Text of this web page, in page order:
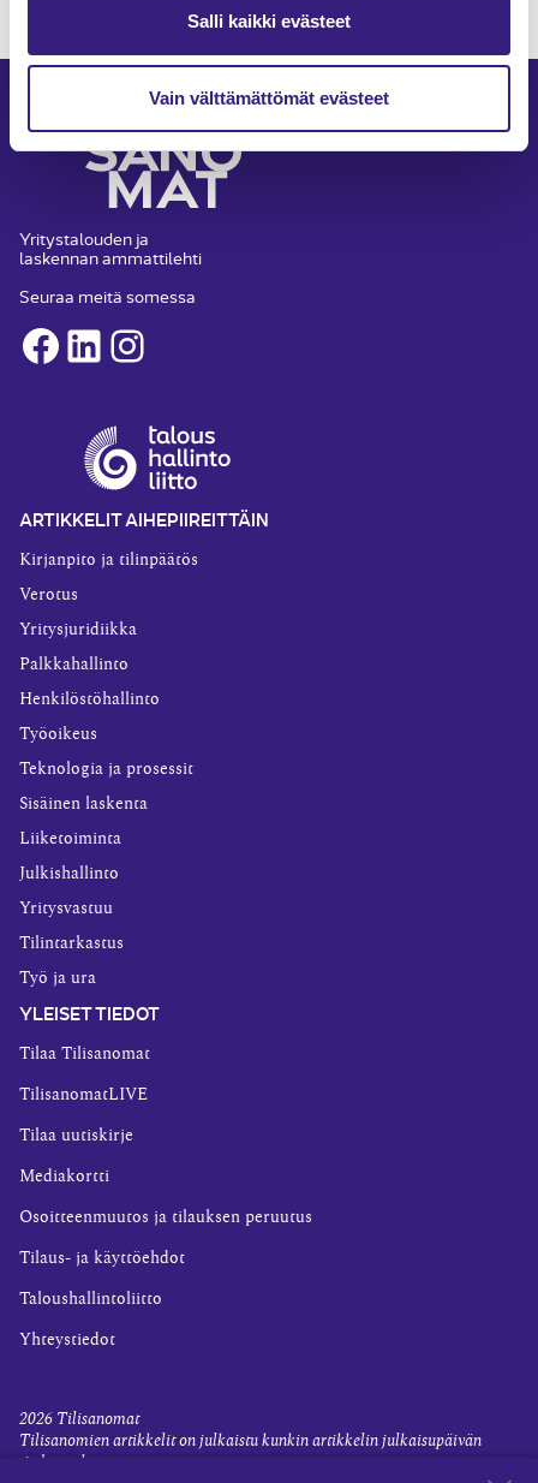
Salli kaikki evästeet
Vain välttämättömät evästeet
Yritystalouden ja
laskennan ammattilehti
Seuraa meitä somessa
Facebook
LinkedInInstagram
ARTIKKELIT AIHEPIIREITTÄIN
Kirjanpito ja tilinpäätös
Verotus
Yritysjuridiikka
Palkkahallinto
Henkilöstöhallinto
Työoikeus
Teknologia ja prosessit
Sisäinen laskenta
Liiketoiminta
Julkishallinto
Yritysvastuu
Tilintarkastus
Työ ja ura
YLEISET TIEDOT
Tilaa Tilisanomat
TilisanomatLIVE
Tilaa uutiskirje
Mediakortti
Osoitteenmuutos ja tilauksen peruutus
Tilaus- ja käyttöehdot
Taloushallintoliitto
Yhteystiedot
2026 Tilisanomat
Tilisanomien artikkelit on julkaistu kunkin artikkelin julkaisupäivän
tiedon valossa.